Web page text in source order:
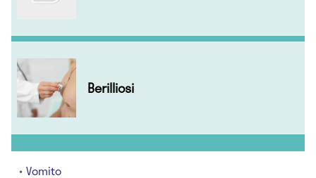
Berilliosi
Vomito